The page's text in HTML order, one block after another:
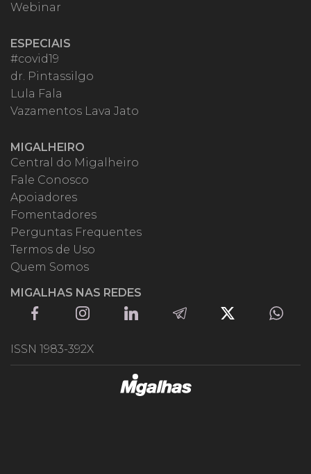
Webinar
ESPECIAIS
#covid19
dr. Pintassilgo
Lula Fala
Vazamentos Lava Jato
MIGALHEIRO
Central do Migalheiro
Fale Conosco
Apoiadores
Fomentadores
Perguntas Frequentes
Termos de Uso
Quem Somos
MIGALHAS NAS REDES
ISSN 1983-392X